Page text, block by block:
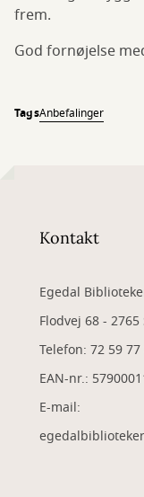
frem.
God fornøjelse
TagsAnbefalinger
Kontakt
Egedal
Flodvej 68 -
Telefon: 72 59 77
EAN-nr.:
​E-mail: